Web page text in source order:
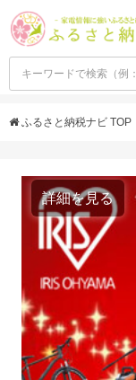
ふるさと納税ナビ TOP
詳細を見る